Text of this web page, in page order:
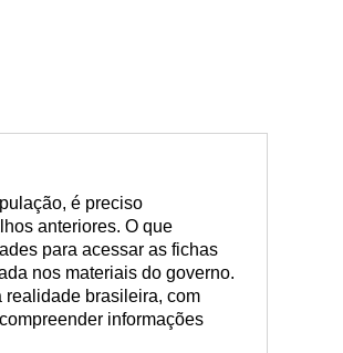
é preciso
anteriores. O que
para acessar as fichas
nos materiais do governo.
realidade brasileira, com
informações